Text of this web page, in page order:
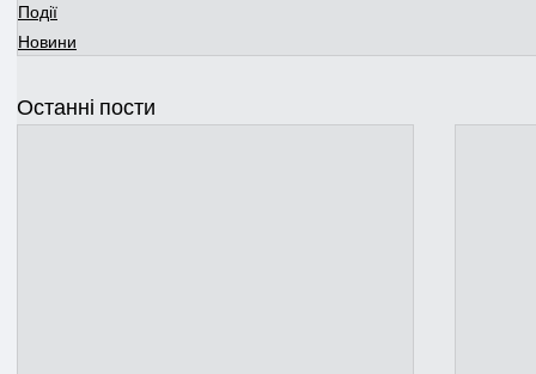
Події
Новини
Останні пости